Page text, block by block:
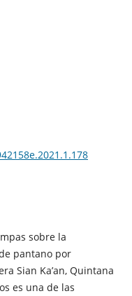
sobre la
pantano por
Sian Ka’an, Quintana
es una de las